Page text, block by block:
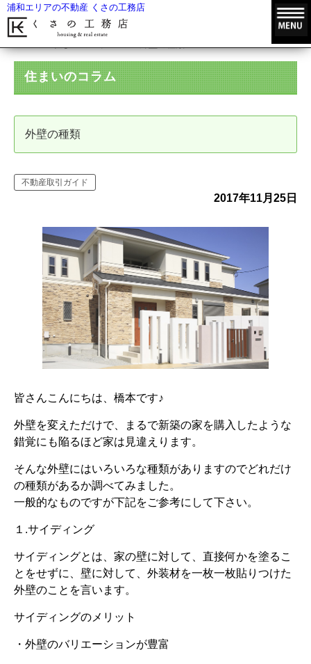
浦和エリアの不動産 くさの工務店
住まいのコラム
外壁の種類
不動産取引ガイド
2017年11月25日
皆さんこんにちは、橋本です♪
外壁を変えただけで、まるで新築の家を購入したような
錯覚にも陥るほど家は見違えります。
そんな外壁にはいろいろな種類がありますのでどれだけ
の種類があるか調べてみました。
一般的なものですが下記をご参考にして下さい。
１.サイディング
サイディングとは、家の壁に対して、直接何かを塗るこ
とをせずに、壁に対して、外装材を一枚一枚貼りつけた
外壁のことを言います。
サイディングのメリット
・外壁のバリエーションが豊富